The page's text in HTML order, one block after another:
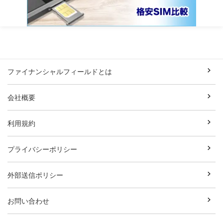
ファイナンシャルフィールドとは
会社概要
利用規約
プライバシーポリシー
外部送信ポリシー
お問い合わせ